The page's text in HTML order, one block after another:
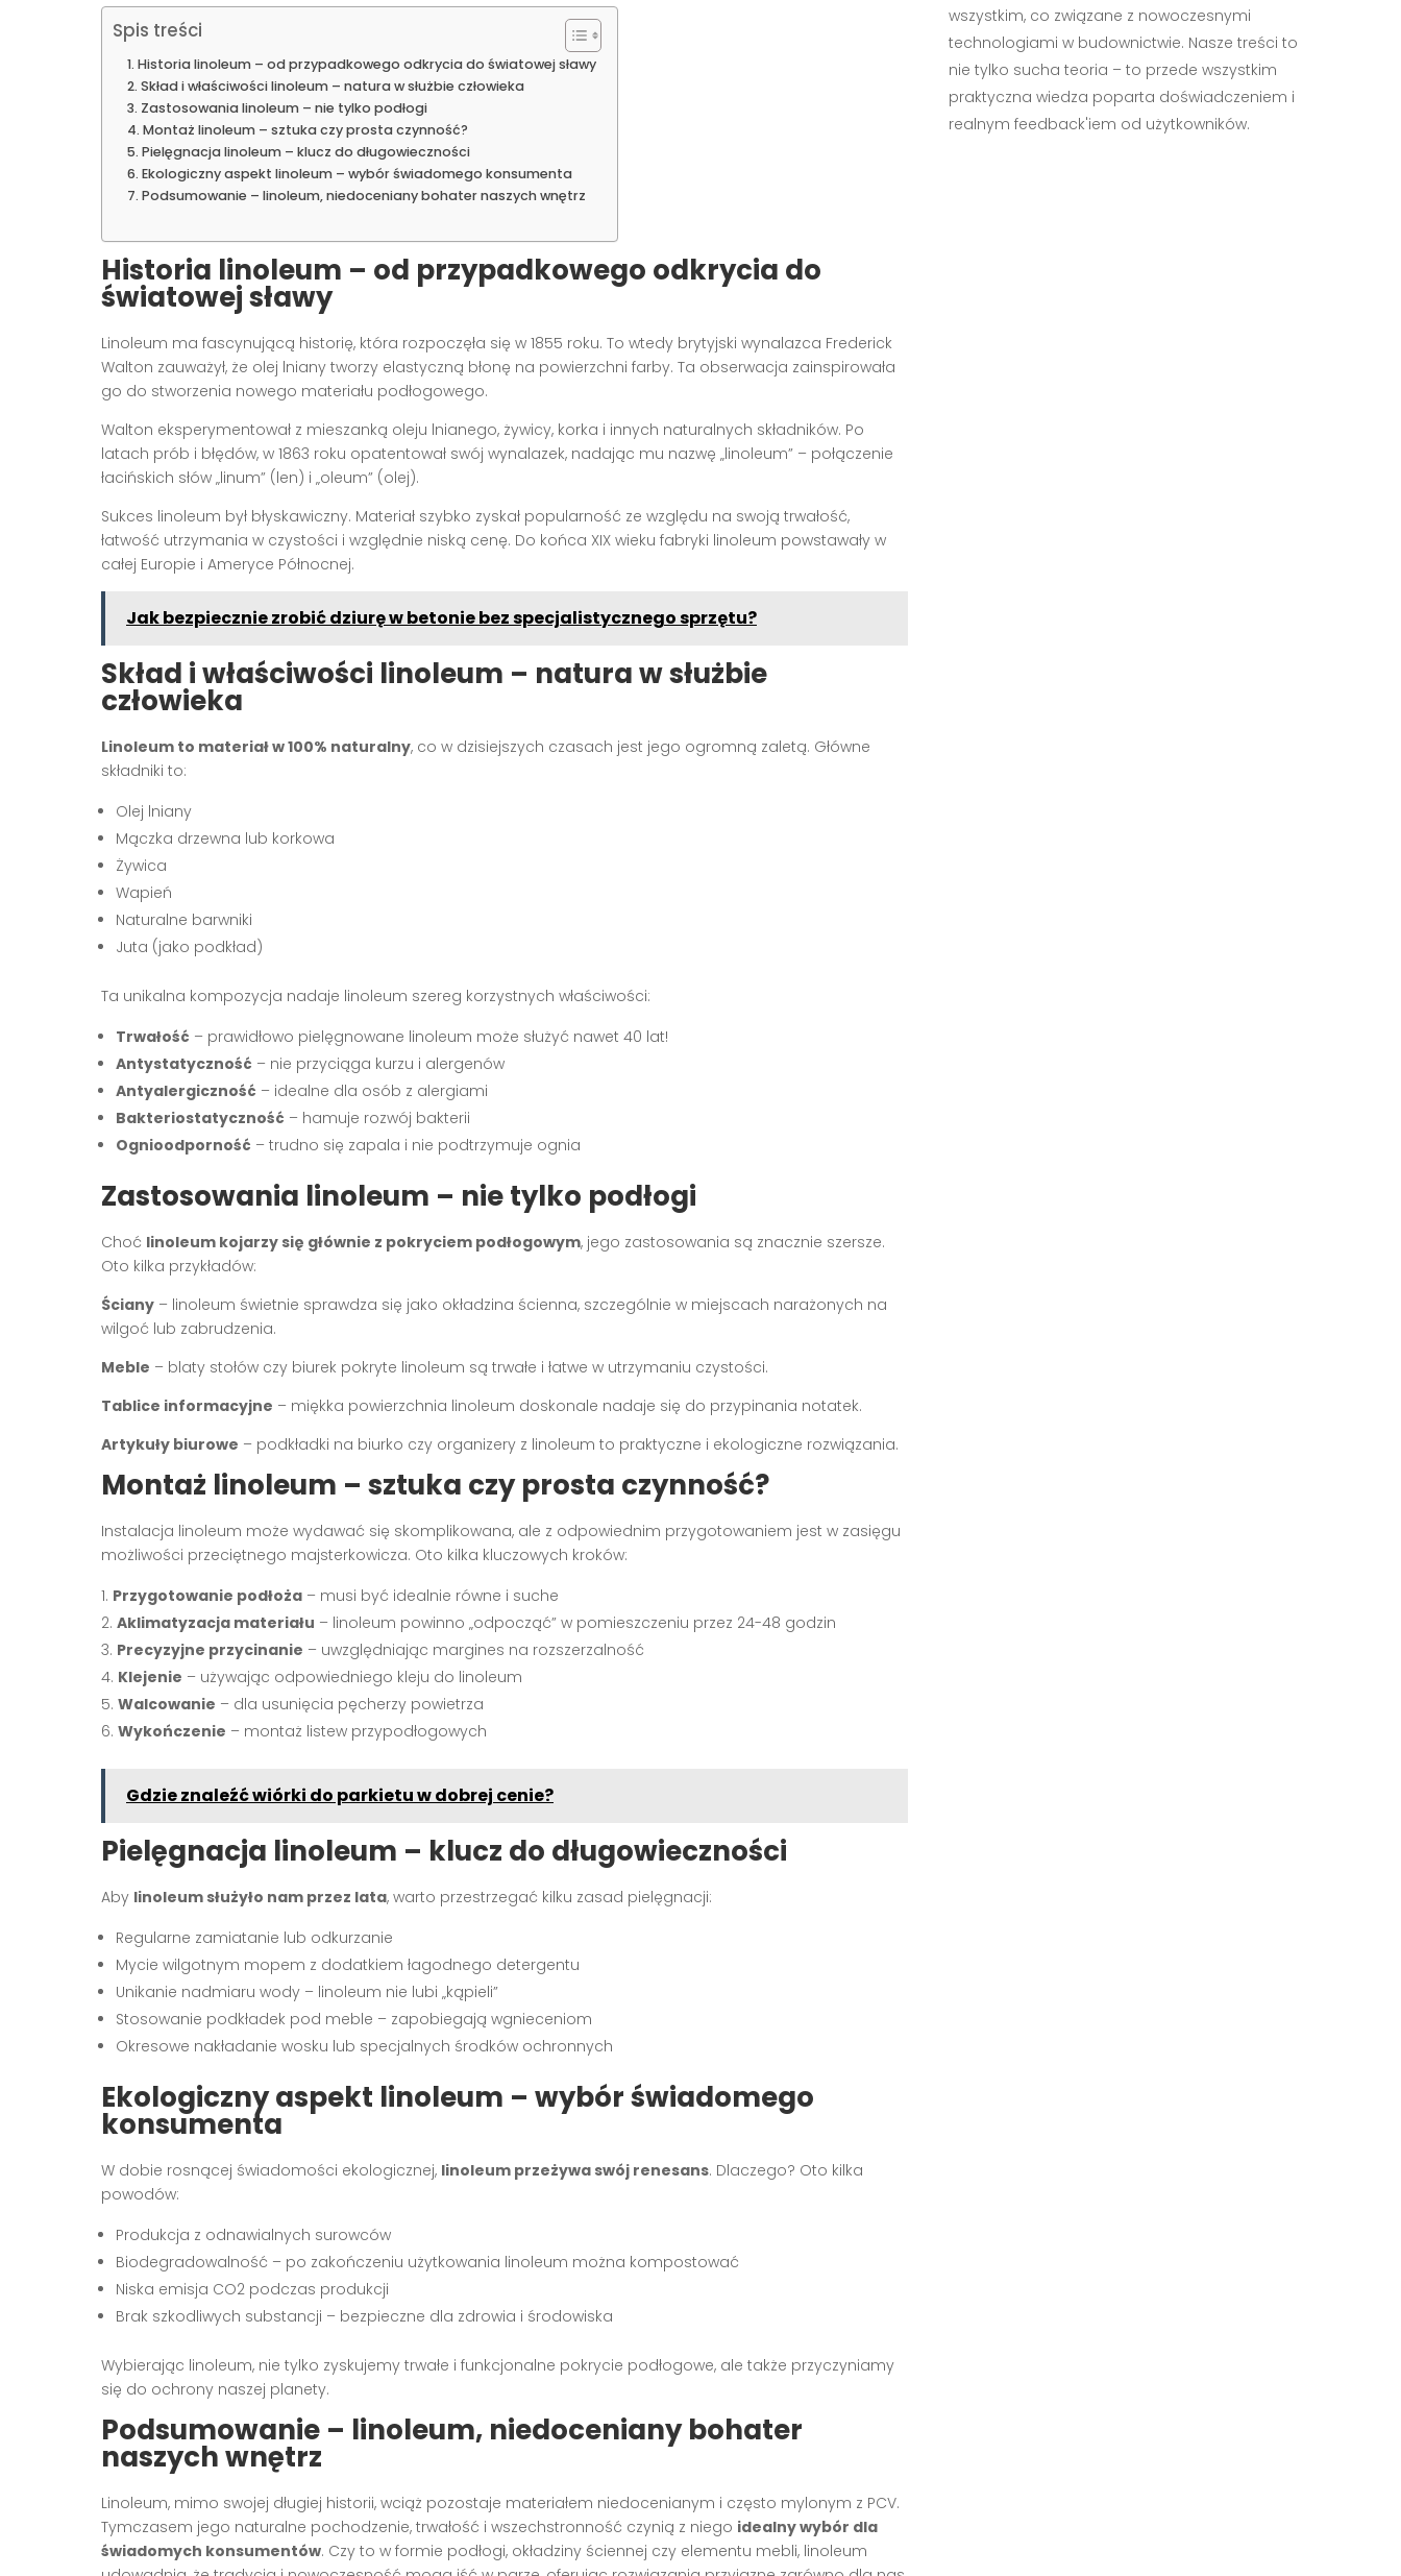
Spis treści
Historia linoleum – od przypadkowego odkrycia do światowej sławy
Skład i właściwości linoleum – natura w służbie człowieka
Zastosowania linoleum – nie tylko podłogi
Montaż linoleum – sztuka czy prosta czynność?
Pielęgnacja linoleum – klucz do długowieczności
Ekologiczny aspekt linoleum – wybór świadomego konsumenta
Podsumowanie – linoleum, niedoceniany bohater naszych wnętrz
Historia linoleum – od przypadkowego odkrycia do
światowej sławy
Linoleum ma fascynującą historię, która rozpoczęła się w 1855 roku. To wtedy brytyjski wynalazca Frederick
Walton zauważył, że olej lniany tworzy elastyczną błonę na powierzchni farby. Ta obserwacja zainspirowała
go do stworzenia nowego materiału podłogowego.
Walton eksperymentował z mieszanką oleju lnianego, żywicy, korka i innych naturalnych składników. Po
latach prób i błędów, w 1863 roku opatentował swój wynalazek, nadając mu nazwę „linoleum” – połączenie
łacińskich słów „linum” (len) i „oleum” (olej).
Sukces linoleum był błyskawiczny. Materiał szybko zyskał popularność ze względu na swoją trwałość,
łatwość utrzymania w czystości i względnie niską cenę. Do końca XIX wieku fabryki linoleum powstawały w
całej Europie i Ameryce Północnej.
Jak bezpiecznie zrobić dziurę w betonie bez specjalistycznego sprzętu?
Skład i właściwości linoleum – natura w służbie
człowieka
Linoleum to materiał w 100% naturalny, co w dzisiejszych czasach jest jego ogromną zaletą. Główne
składniki to:
Olej lniany
Mączka drzewna lub korkowa
Żywica
Wapień
Naturalne barwniki
Juta (jako podkład)
Ta unikalna kompozycja nadaje linoleum szereg korzystnych właściwości:
Trwałość – prawidłowo pielęgnowane linoleum może służyć nawet 40 lat!
Antystatyczność – nie przyciąga kurzu i alergenów
Antyalergiczność – idealne dla osób z alergiami
Bakteriostatyczność – hamuje rozwój bakterii
Ognioodporność – trudno się zapala i nie podtrzymuje ognia
Zastosowania linoleum – nie tylko podłogi
Choć linoleum kojarzy się głównie z pokryciem podłogowym, jego zastosowania są znacznie szersze.
Oto kilka przykładów:
Ściany – linoleum świetnie sprawdza się jako okładzina ścienna, szczególnie w miejscach narażonych na
wilgoć lub zabrudzenia.
Meble – blaty stołów czy biurek pokryte linoleum są trwałe i łatwe w utrzymaniu czystości.
Tablice informacyjne – miękka powierzchnia linoleum doskonale nadaje się do przypinania notatek.
Artykuły biurowe – podkładki na biurko czy organizery z linoleum to praktyczne i ekologiczne rozwiązania.
Montaż linoleum – sztuka czy prosta czynność?
Instalacja linoleum może wydawać się skomplikowana, ale z odpowiednim przygotowaniem jest w zasięgu
możliwości przeciętnego majsterkowicza. Oto kilka kluczowych kroków:
Przygotowanie podłoża – musi być idealnie równe i suche
Aklimatyzacja materiału – linoleum powinno „odpocząć” w pomieszczeniu przez 24-48 godzin
Precyzyjne przycinanie – uwzględniając margines na rozszerzalność
Klejenie – używając odpowiedniego kleju do linoleum
Walcowanie – dla usunięcia pęcherzy powietrza
Wykończenie – montaż listew przypodłogowych
Gdzie znaleźć wiórki do parkietu w dobrej cenie?
Pielęgnacja linoleum – klucz do długowieczności
Aby linoleum służyło nam przez lata, warto przestrzegać kilku zasad pielęgnacji:
Regularne zamiatanie lub odkurzanie
Mycie wilgotnym mopem z dodatkiem łagodnego detergentu
Unikanie nadmiaru wody – linoleum nie lubi „kąpieli”
Stosowanie podkładek pod meble – zapobiegają wgnieceniom
Okresowe nakładanie wosku lub specjalnych środków ochronnych
Ekologiczny aspekt linoleum – wybór świadomego
konsumenta
W dobie rosnącej świadomości ekologicznej, linoleum przeżywa swój renesans. Dlaczego? Oto kilka
powodów:
Produkcja z odnawialnych surowców
Biodegradowalność – po zakończeniu użytkowania linoleum można kompostować
Niska emisja CO2 podczas produkcji
Brak szkodliwych substancji – bezpieczne dla zdrowia i środowiska
Wybierając linoleum, nie tylko zyskujemy trwałe i funkcjonalne pokrycie podłogowe, ale także przyczyniamy
się do ochrony naszej planety.
Podsumowanie – linoleum, niedoceniany bohater
naszych wnętrz
Linoleum, mimo swojej długiej historii, wciąż pozostaje materiałem niedocenianym i często mylonym z PCV.
Tymczasem jego naturalne pochodzenie, trwałość i wszechstronność czynią z niego idealny wybór dla
świadomych konsumentów. Czy to w formie podłogi, okładziny ściennej czy elementu mebli, linoleum
wszystkim, co związane z nowoczesnymi
technologiami w budownictwie. Nasze treści to
nie tylko sucha teoria – to przede wszystkim
praktyczna wiedza poparta doświadczeniem i
realnym feedback'iem od użytkowników.